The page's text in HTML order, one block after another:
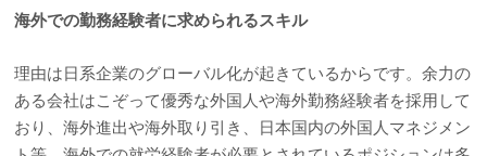
海外での勤務経験者に求められるスキル
理由は日系企業のグローバル化が起きているからです。余力の
ある会社はこぞって優秀な外国人や海外勤務経験者を採用して
おり、海外進出や海外取り引き、日本国内の外国人マネジメン